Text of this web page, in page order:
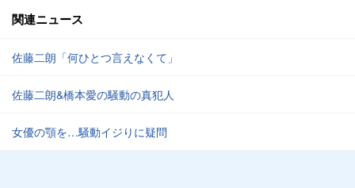
関連ニュース
佐藤二朗「何ひとつ言えなくて」
佐藤二朗&橋本愛の騒動の真犯人
女優の顎を…騒動イジりに疑問